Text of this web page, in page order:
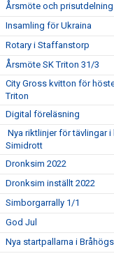
Årsmöte och prisutdelning
Insamling för Ukraina
Rotary i Staffanstorp
Årsmöte SK Triton 31/3
City Gross kvitton för
Triton
Digital föreläsning
Nya riktlinjer för tävlingar
Simidrott
Dronksim 2022
Dronksim inställt 2022
Simborgarrally 1/1
God Jul
Nya startpallarna i